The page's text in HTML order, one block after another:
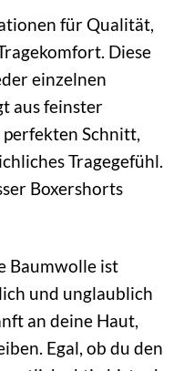
für Qualität,
Diese
einzelnen
aus feinster
Schnitt,
Tragegefühl.
Boxershorts
Baumwolle ist
und unglaublich
an deine Haut,
Egal, ob du den